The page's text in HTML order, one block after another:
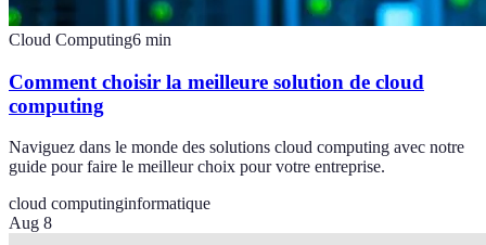
Cloud Computing6 min
Comment choisir la meilleure solution de cloud
computing
Naviguez dans le monde des solutions cloud computing avec notre
guide pour faire le meilleur choix pour votre entreprise.
cloud computinginformatique
Aug 8